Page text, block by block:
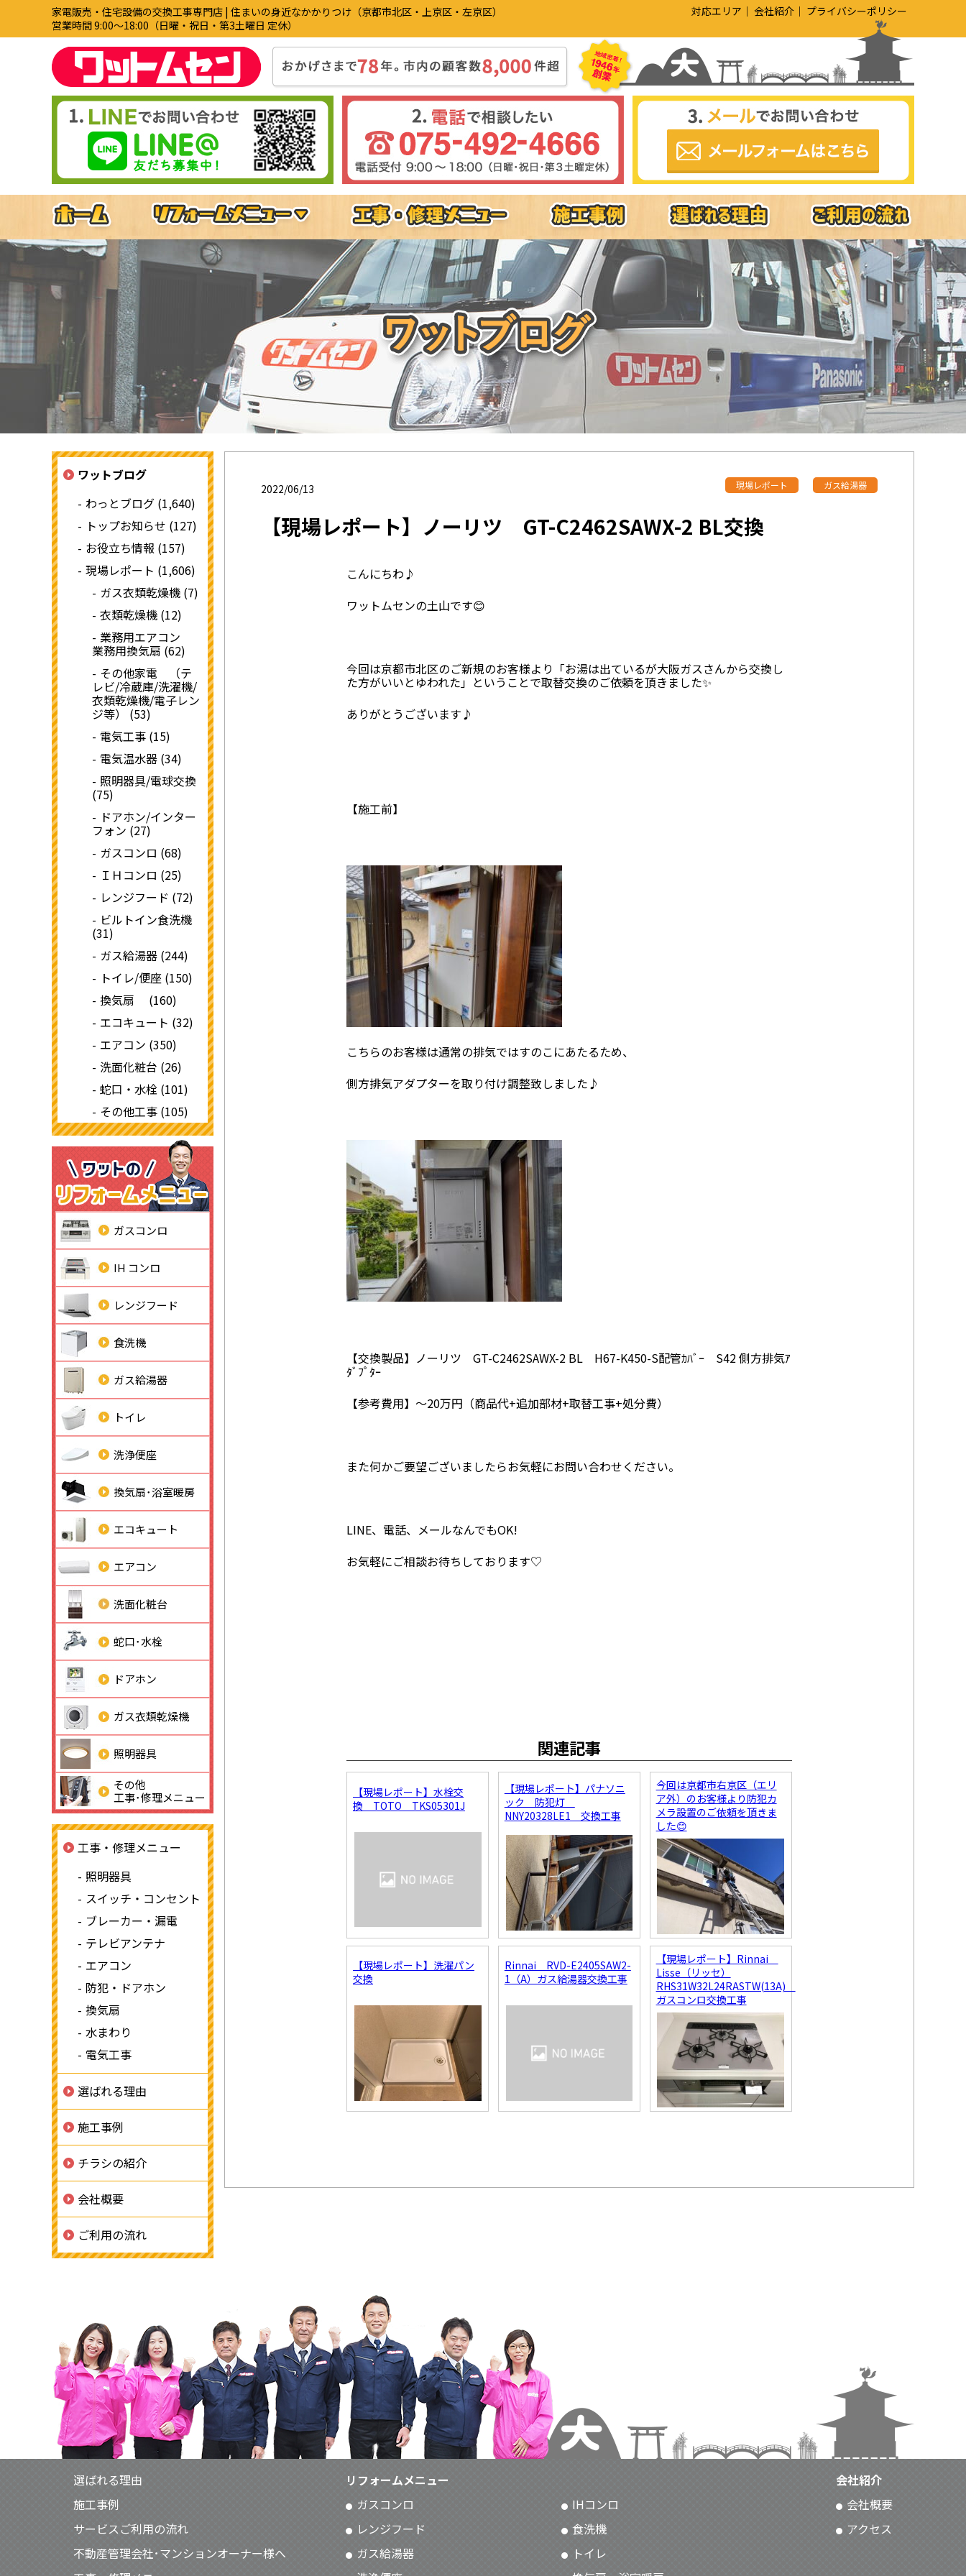
家電販売・住宅設備の交換工事専門店 | 住まいの身近なかかりつけ（京都市北区・上京区・左京区）
営業時間 9:00〜18:00（日曜・祝日・第3土曜日 定休）
対応エリア 会社紹介 プライバシーポリシー
2022/06/13 現場レポート ガス給湯器
【現場レポート】ノーリツ GT-C2462SAWX-2 BL交換
こんにちわ♪
ワットムセンの土山です😊
今回は京都市北区のご新規のお客様より「お湯は出ているが大阪ガスさんから交換し
た方がいいとゆわれた」ということで取替交換のご依頼を頂きました✨
ありがとうございます♪
【施工前】
こちらのお客様は通常の排気ではすのこにあたるため、
側方排気アダプターを取り付け調整致しました♪
【交換製品】ノーリツ GT-C2462SAWX-2 BL H67-K450-S配管ｶﾊﾞｰ S42 側方排気ｱ
ﾀﾞﾌﾟﾀｰ
【参考費用】～20万円（商品代+追加部材+取替工事+処分費）
また何かご要望ございましたらお気軽にお問い合わせください。
LINE、電話、メールなんでもOK!
お気軽にご相談お待ちしております♡
関連記事
【現場レポート】水栓交
換 TOTO TKS05301J
【現場レポート】パナソニ
ック 防犯灯
NNY20328LE1 交換工事
今回は京都市右京区（エリ
ア外）のお客様より防犯カ
メラ設置のご依頼を頂きま
した😊
【現場レポート】洗濯パン
交換
Rinnai RVD-E2405SAW2-
1（A）ガス給湯器交換工事
【現場レポート】Rinnai
Lisse（リッセ）
RHS31W32L24RASTW(13A)
ガスコンロ交換工事
ワットブログ
わっとブログ (1,640)
トップお知らせ (127)
お役立ち情報 (157)
現場レポート (1,606)
ガス衣類乾燥機 (7)
衣類乾燥機 (12)
業務用エアコン
業務用換気扇 (62)
その他家電 （テ
レビ/冷蔵庫/洗濯機/
衣類乾燥機/電子レン
ジ等） (53)
電気工事 (15)
電気温水器 (34)
照明器具/電球交換
(75)
ドアホン/インター
フォン (27)
ガスコンロ (68)
ＩＨコンロ (25)
レンジフード (72)
ビルトイン食洗機
(31)
ガス給湯器 (244)
トイレ/便座 (150)
換気扇 (160)
エコキュート (32)
エアコン (350)
洗面化粧台 (26)
蛇口・水栓 (101)
その他工事 (105)
ガスコンロ
IH コンロ
レンジフード
食洗機
ガス給湯器
トイレ
洗浄便座
換気扇･浴室暖房
エコキュート
エアコン
洗面化粧台
蛇口･水栓
ドアホン
ガス衣類乾燥機
照明器具
その他
工事･修理メニュー
工事・修理メニュー
照明器具
スイッチ・コンセント
ブレーカー・漏電
テレビアンテナ
エアコン
防犯・ドアホン
換気扇
水まわり
電気工事
選ばれる理由
施工事例
チラシの紹介
会社概要
ご利用の流れ
選ばれる理由
施工事例
サービスご利用の流れ
不動産管理会社･マンションオーナー様へ
リフォームメニュー
ガスコンロ
IHコンロ
レンジフード
食洗機
ガス給湯器
トイレ
会社紹介
会社概要
アクセス